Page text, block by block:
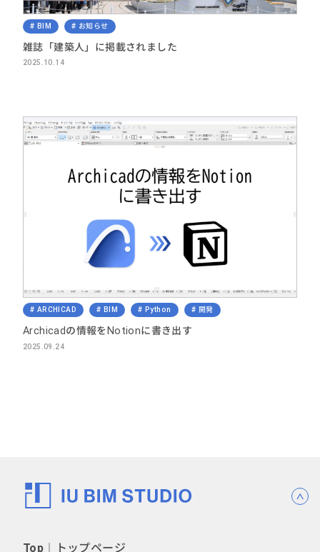
BIM お知らせ
雑誌「建築人」に掲載されました
2025.10.14
ARCHICAD BIM Python 開発
Archicadの情報をNotionに書き出す
2025.09.24
Top ︱トップページ